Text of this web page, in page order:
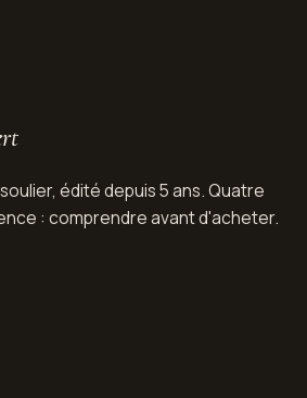
édité depuis 5 ans. Quatre
: comprendre avant d'acheter.